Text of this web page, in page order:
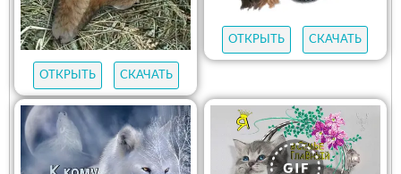
ОТКРЫТЬ СКАЧАТЬ
ОТКРЫТЬ СКАЧАТЬ